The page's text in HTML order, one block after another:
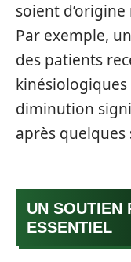
soient
Par exemple,
des patients
diminution
après quelques
UN SOUTIEN
ESSENTIEL